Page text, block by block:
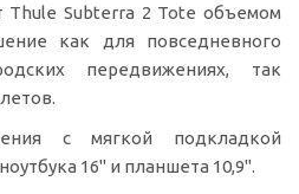
Thule Subterra 2 Tote объемом
как для повседневного
передвижениях, так
с мягкой подкладкой
16" и планшета 10,9".